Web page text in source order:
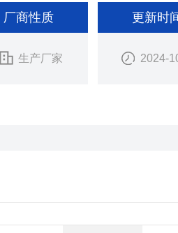
厂商性质
生产厂家
更新时
2024-